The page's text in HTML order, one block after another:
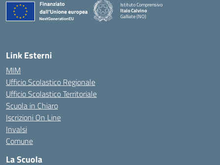
Istituto Comprensivo
Italo Calvino
Galliate (NO)
Link Esterni
MIM
Ufficio Scolastico Regionale
Ufficio Scolastico Territoriale
Scuola in Chiaro
Iscrizioni On Line
Invalsi
Comune
La Scuola